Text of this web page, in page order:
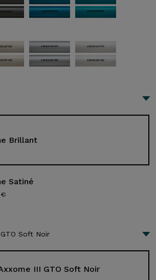
Brillant
Satiné
Soft Noir
III GTO Soft Noir